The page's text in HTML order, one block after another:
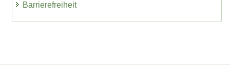
Barrierefreiheit